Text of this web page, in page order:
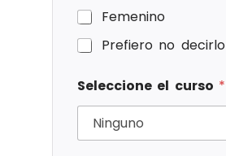
Femenino
Prefiero no decirlo
Seleccione el curso *